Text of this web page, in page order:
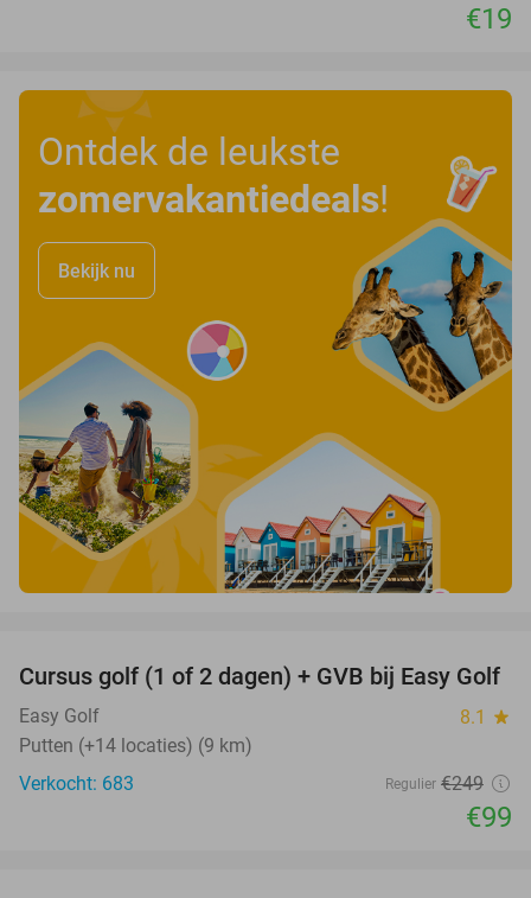
€19
Ontdek de leukste
zomervakantiedeals!
Bekijk nu
60%
Cursus golf (1 of 2 dagen) + GVB bij Easy Golf
Easy Golf 8.1 star
Putten (+14 locaties) (9 km)
Verkocht: 683
Regulier €249
€99